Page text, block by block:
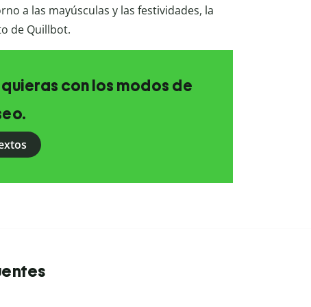
a las mayúsculas y las festividades, la
de Quillbot.
con los modos de